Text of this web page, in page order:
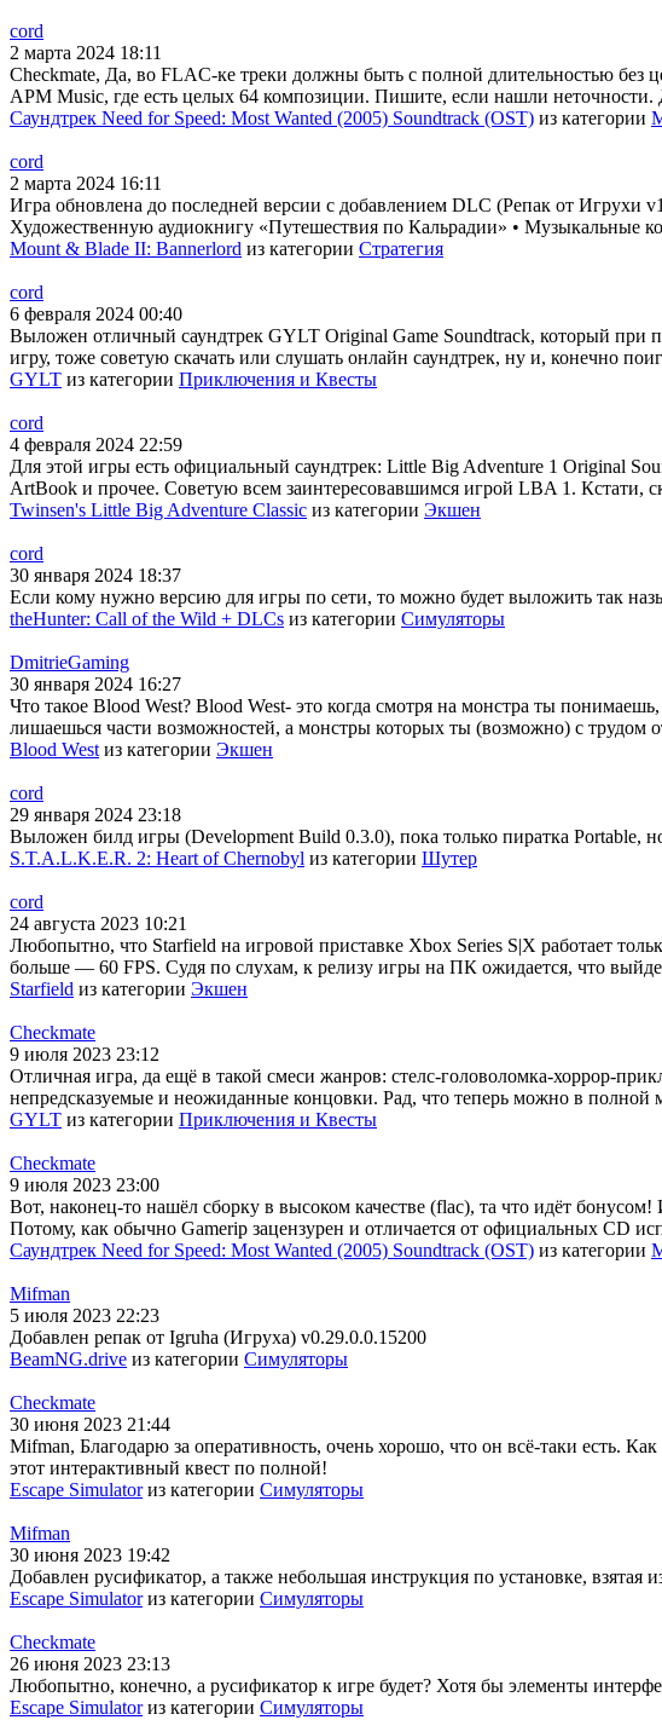
cord
2 марта 2024 18:11
Checkmate, Да, во FLAC-ке треки должны быть с полной длительностью без
APM Music, где есть целых 64 композиции. Пишите, если нашли
Саундтрек Need for Speed: Most Wanted (2005) Soundtrack (OST) из категории
cord
2 марта 2024 16:11
Игра обновлена до последней версии с добавлением DLC (Репак от Игрухи
Художественную аудиокнигу «Путешествия по Кальрадии» • Музыкальные
Mount & Blade II: Bannerlord из категории Стратегия
cord
6 февраля 2024 00:40
Выложен отличный саундтрек GYLT Original Game Soundtrack, который при
игру, тоже советую скачать или слушать онлайн саундтрек, ну и, конечно
GYLT из категории Приключения и Квесты
cord
4 февраля 2024 22:59
Для этой игры есть официальный саундтрек: Little Big Adventure 1 Original
ArtBook и прочее. Советую всем заинтересовавшимся игрой LBA 1. Кстати,
Twinsen's Little Big Adventure Classic из категории Экшен
cord
30 января 2024 18:37
Если кому нужно версию для игры по сети, то можно будет выложить так
theHunter: Call of the Wild + DLCs из категории Симуляторы
DmitrieGaming
30 января 2024 16:27
Что такое Blood West? Blood West- это когда смотря на монстра ты
лишаешься части возможностей, а монстры которых ты (возможно) с трудом
Blood West из категории Экшен
cord
29 января 2024 23:18
Выложен билд игры (Development Build 0.3.0), пока только пиратка Portable,
S.T.A.L.K.E.R. 2: Heart of Chernobyl из категории Шутер
cord
24 августа 2023 10:21
Любопытно, что Starfield на игровой приставке Xbox Series S|X работает
больше — 60 FPS. Судя по слухам, к релизу игры на ПК ожидается, что
Starfield из категории Экшен
Checkmate
9 июля 2023 23:12
Отличная игра, да ещё в такой смеси жанров: стелс-головоломка-хоррор-
непредсказуемые и неожиданные концовки. Рад, что теперь можно в
GYLT из категории Приключения и Квесты
Checkmate
9 июля 2023 23:00
Вот, наконец-то нашёл сборку в высоком качестве (flac), та что идёт
Потому, как обычно Gamerip зацензурен и отличается от официальных CD
Саундтрек Need for Speed: Most Wanted (2005) Soundtrack (OST) из категории
Mifman
5 июля 2023 22:23
Добавлен репак от Igruha (Игруха) v0.29.0.0.15200
BeamNG.drive из категории Симуляторы
Checkmate
30 июня 2023 21:44
Mifman, Благодарю за оперативность, очень хорошо, что он всё-таки есть.
этот интерактивный квест по полной!
Escape Simulatorиз категории Симуляторы
Mifman
30 июня 2023 19:42
Добавлен русификатор, а также небольшая инструкция по установке, взятая
Escape Simulatorиз категории Симуляторы
Checkmate
26 июня 2023 23:13
Любопытно, конечно, а русификатор к игре будет? Хотя бы элементы
Escape Simulatorиз категории Симуляторы